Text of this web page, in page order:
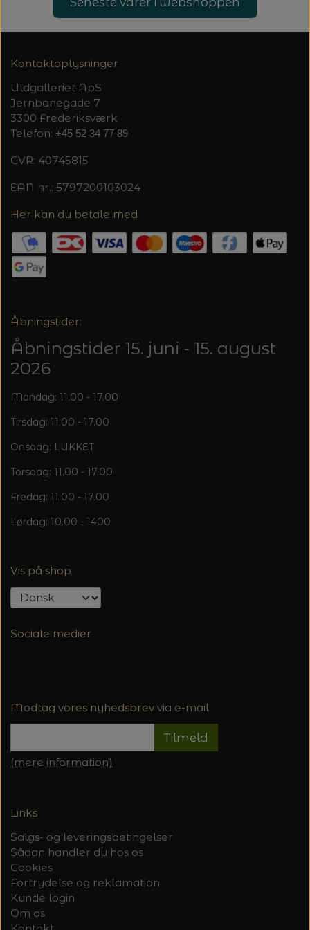
Kontaktoplysninger
Uldgalleriet ApS
Jernbanegade 7
3300 Frederiksværk
Telefon: +45 52 34 77 89
CVR: 40745815
EAN nr.: 5797200103024
Her kan du betale med
Åbningstider:
Åbningstider 15. juni - 15. august
2026
Mandag: 11.00 - 17.00
Tirsdag: 11.00 - 17.00
Onsdag: LUKKET
Torsdag: 11.00 - 17.00
Fredag: 11.00 - 17.00
Lørdag: 10.00 - 1400
Vis på shop
Sociale medier
Modtag vores nyhedsbrev via e-mail
Tilmeld
(mere information)
Links
Salgs- og leveringsbetingelser
Sådan handler du hos os
Cookies
Fortrydelse og reklamation
Kunde login
Om os